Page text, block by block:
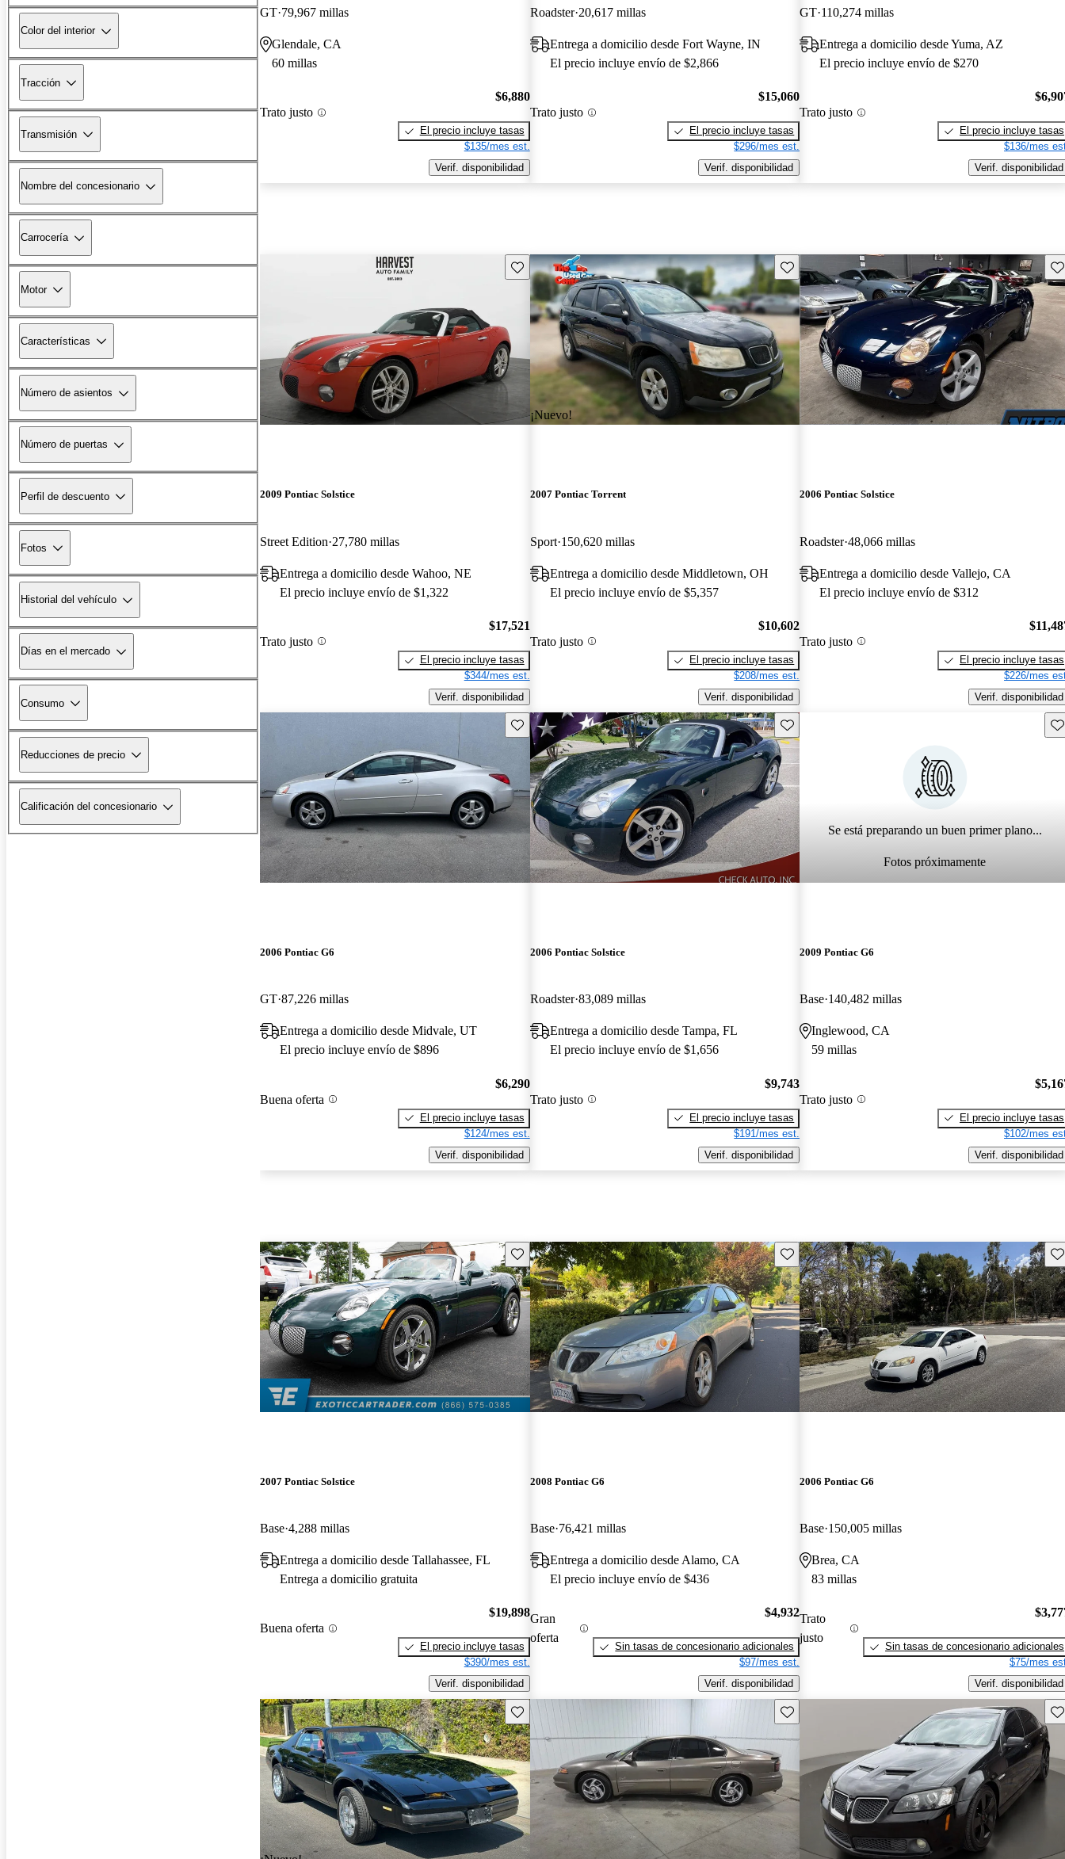
Color del interior
Tracción
Transmisión
Nombre del concesionario
Carrocería
Motor
Características
Número de asientos
Número de puertas
Perfil de descuento
Fotos
Historial del vehículo
Días en el mercado
Consumo
Reducciones de precio
Calificación del concesionario
GT 79,967 millas
Glendale, CA
60 millas
Trato justo
$6,880
El precio incluye tasas
$135/mes est.
Verif. disponibilidad
Roadster 20,617 millas
Entrega a domicilio desde Fort Wayne, IN
El precio incluye envío de $2,866
Trato justo
$15,060
El precio incluye tasas
$296/mes est.
Verif. disponibilidad
GT 110,274 millas
Entrega a domicilio desde Yuma, AZ
El precio incluye envío de $270
Trato justo
El precio incluye tasas
$136/mes
Verif. disponibilidad
Guarda este Aviso
2009 Pontiac Solstice
Street Edition 27,780 millas
Entrega a domicilio desde Wahoo, NE
El precio incluye envío de $1,322
Trato justo
$17,521
El precio incluye tasas
$344/mes est.
Verif. disponibilidad
¡Nuevo!
Guarda este Aviso
2007 Pontiac Torrent
Sport 150,620 millas
Entrega a domicilio desde Middletown, OH
El precio incluye envío de $5,357
Trato justo
$10,602
El precio incluye tasas
$208/mes est.
Verif. disponibilidad
2006 Pontiac Solstice
Roadster 48,066 millas
Entrega a domicilio desde Vallejo, CA
El precio incluye envío de $312
Trato justo
El precio incluye tasas
$226/mes
Verif. disponibilidad
Guarda este Aviso
2006 Pontiac G6
GT 87,226 millas
Entrega a domicilio desde Midvale, UT
El precio incluye envío de $896
Buena oferta
$6,290
El precio incluye tasas
$124/mes est.
Verif. disponibilidad
Guarda este Aviso
2006 Pontiac Solstice
Roadster 83,089 millas
Entrega a domicilio desde Tampa, FL
El precio incluye envío de $1,656
Trato justo
$9,743
El precio incluye tasas
$191/mes est.
Verif. disponibilidad
Se está preparando un buen primer plano...
Fotos próximamente
2009 Pontiac G6
Base 140,482 millas
Inglewood, CA
59 millas
Trato justo
El precio incluye tasas
$102/mes
Verif. disponibilidad
Guarda este Aviso
2007 Pontiac Solstice
Base 4,288 millas
Entrega a domicilio desde Tallahassee, FL
Entrega a domicilio gratuita
Buena oferta
$19,898
El precio incluye tasas
$390/mes est.
Verif. disponibilidad
Guarda este Aviso
2008 Pontiac G6
Base 76,421 millas
Entrega a domicilio desde Alamo, CA
El precio incluye envío de $436
Gran
oferta
$4,932
Sin tasas de concesionario adicionales
$97/mes est.
Verif. disponibilidad
2006 Pontiac G6
Base 150,005 millas
Brea, CA
83 millas
Trato
justo
Sin tasas de concesionario adicionales
$75/mes
Verif. disponibilidad
Guarda este Aviso Guarda este Aviso